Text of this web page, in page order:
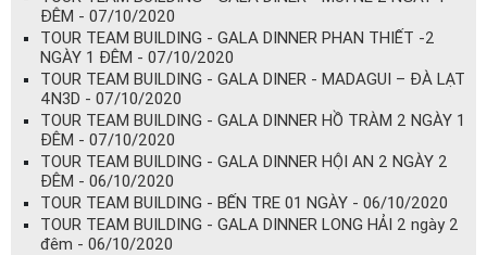
ĐÊM - 07/10/2020
TOUR TEAM BUILDING - GALA DINNER PHAN THIẾT -2
NGÀY 1 ĐÊM - 07/10/2020
TOUR TEAM BUILDING - GALA DINER - MADAGUI – ĐÀ LẠT
4N3D - 07/10/2020
TOUR TEAM BUILDING - GALA DINNER HỒ TRÀM 2 NGÀY 1
ĐÊM - 07/10/2020
TOUR TEAM BUILDING - GALA DINNER HỘI AN 2 NGÀY 2
ĐÊM - 06/10/2020
TOUR TEAM BUILDING - BẾN TRE 01 NGÀY - 06/10/2020
TOUR TEAM BUILDING - GALA DINNER LONG HẢI 2 ngày 2
đêm - 06/10/2020
Giá:3,790,000 VNĐ
Giá: 1,890,000 VNĐ